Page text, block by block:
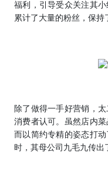
福利，引导受众关注其
累计了大量的粉丝，保持
除了做得一手好营销，
消费者认可。虽然店内
而以简约专精的姿态打
时，其母公司九毛九传出